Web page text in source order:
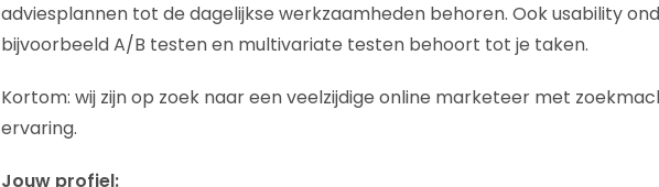
adviesplannen tot de dagelijkse werkzaamheden behoren. Ook usability
bijvoorbeeld A/B testen en multivariate testen behoort tot je taken.
Kortom: wij zijn op zoek naar een veelzijdige online marketeer met
ervaring.
Jouw profiel: